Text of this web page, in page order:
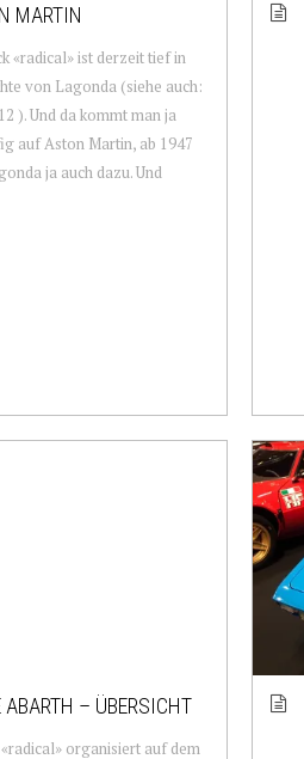
MARTIN
«radical» ist derzeit tief in
von Lagonda (siehe auch:
). Und da kommt man ja
auf Aston Martin, ab 1947
ja auch dazu. Und
– ÜBERSICHT
organisiert auf dem